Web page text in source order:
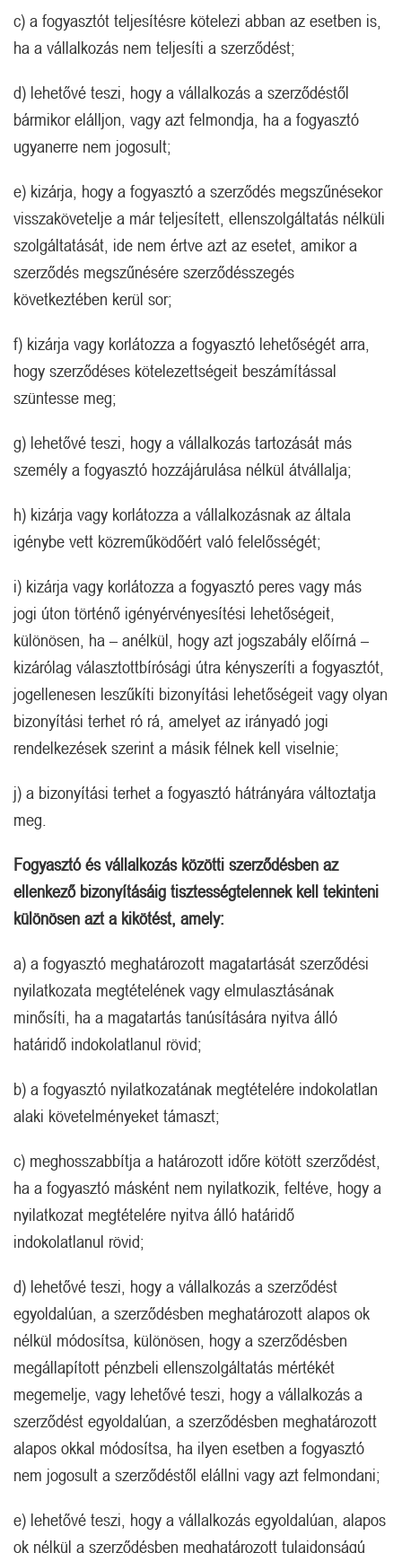
c) a fogyasztót teljesítésre kötelezi abban az esetben is,
ha a vállalkozás nem teljesíti a szerződést;
d) lehetővé teszi, hogy a vállalkozás a szerződéstől
bármikor elálljon, vagy azt felmondja, ha a fogyasztó
ugyanerre nem jogosult;
e) kizárja, hogy a fogyasztó a szerződés megszűnésekor
visszakövetelje a már teljesített, ellenszolgáltatás nélküli
szolgáltatását, ide nem értve azt az esetet, amikor a
szerződés megszűnésére szerződésszegés
következtében kerül sor;
f) kizárja vagy korlátozza a fogyasztó lehetőségét arra,
hogy szerződéses kötelezettségeit beszámítással
szüntesse meg;
g) lehetővé teszi, hogy a vállalkozás tartozását más
személy a fogyasztó hozzájárulása nélkül átvállalja;
h) kizárja vagy korlátozza a vállalkozásnak az általa
igénybe vett közreműködőért való felelősségét;
i) kizárja vagy korlátozza a fogyasztó peres vagy más
jogi úton történő igényérvényesítési lehetőségeit,
különösen, ha – anélkül, hogy azt jogszabály előírná –
kizárólag választottbírósági útra kényszeríti a fogyasztót,
jogellenesen leszűkíti bizonyítási lehetőségeit vagy olyan
bizonyítási terhet ró rá, amelyet az irányadó jogi
rendelkezések szerint a másik félnek kell viselnie;
j) a bizonyítási terhet a fogyasztó hátrányára változtatja
meg.
Fogyasztó és vállalkozás közötti szerződésben az
ellenkező bizonyításáig tisztességtelennek kell tekinteni
különösen azt a kikötést, amely:
a) a fogyasztó meghatározott magatartását szerződési
nyilatkozata megtételének vagy elmulasztásának
minősíti, ha a magatartás tanúsítására nyitva álló
határidő indokolatlanul rövid;
b) a fogyasztó nyilatkozatának megtételére indokolatlan
alaki követelményeket támaszt;
c) meghosszabbítja a határozott időre kötött szerződést,
ha a fogyasztó másként nem nyilatkozik, feltéve, hogy a
nyilatkozat megtételére nyitva álló határidő
indokolatlanul rövid;
d) lehetővé teszi, hogy a vállalkozás a szerződést
egyoldalúan, a szerződésben meghatározott alapos ok
nélkül módosítsa, különösen, hogy a szerződésben
megállapított pénzbeli ellenszolgáltatás mértékét
megemelje, vagy lehetővé teszi, hogy a vállalkozás a
szerződést egyoldalúan, a szerződésben meghatározott
alapos okkal módosítsa, ha ilyen esetben a fogyasztó
nem jogosult a szerződéstől elállni vagy azt felmondani;
e) lehetővé teszi, hogy a vállalkozás egyoldalúan, alapos
ok nélkül a szerződésben meghatározott tulajdonságú